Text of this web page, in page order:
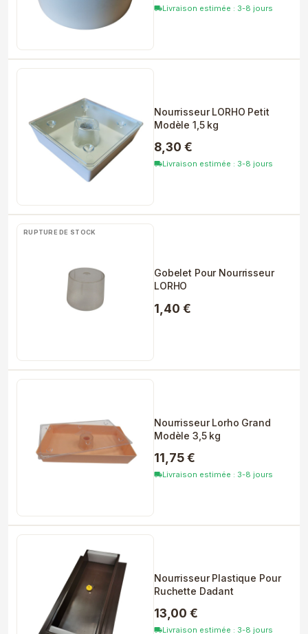
local_shippingLivraison estimée : 3-8 jours
Nourrisseur LORHO Petit
Modèle 1,5 kg
8,30 €
local_shippingLivraison estimée : 3-8 jours
RUPTURE DE STOCK
Gobelet Pour Nourrisseur
LORHO
1,40 €
Nourrisseur Lorho Grand
Modèle 3,5 kg
11,75 €
local_shippingLivraison estimée : 3-8 jours
Nourrisseur Plastique Pour
Ruchette Dadant
13,00 €
local_shippingLivraison estimée : 3-8 jours